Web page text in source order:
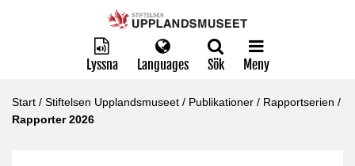
Lyssna Languages Sök Meny
Start / Stiftelsen Upplandsmuseet / Publikationer / Rapportserien /
Rapporter 2026